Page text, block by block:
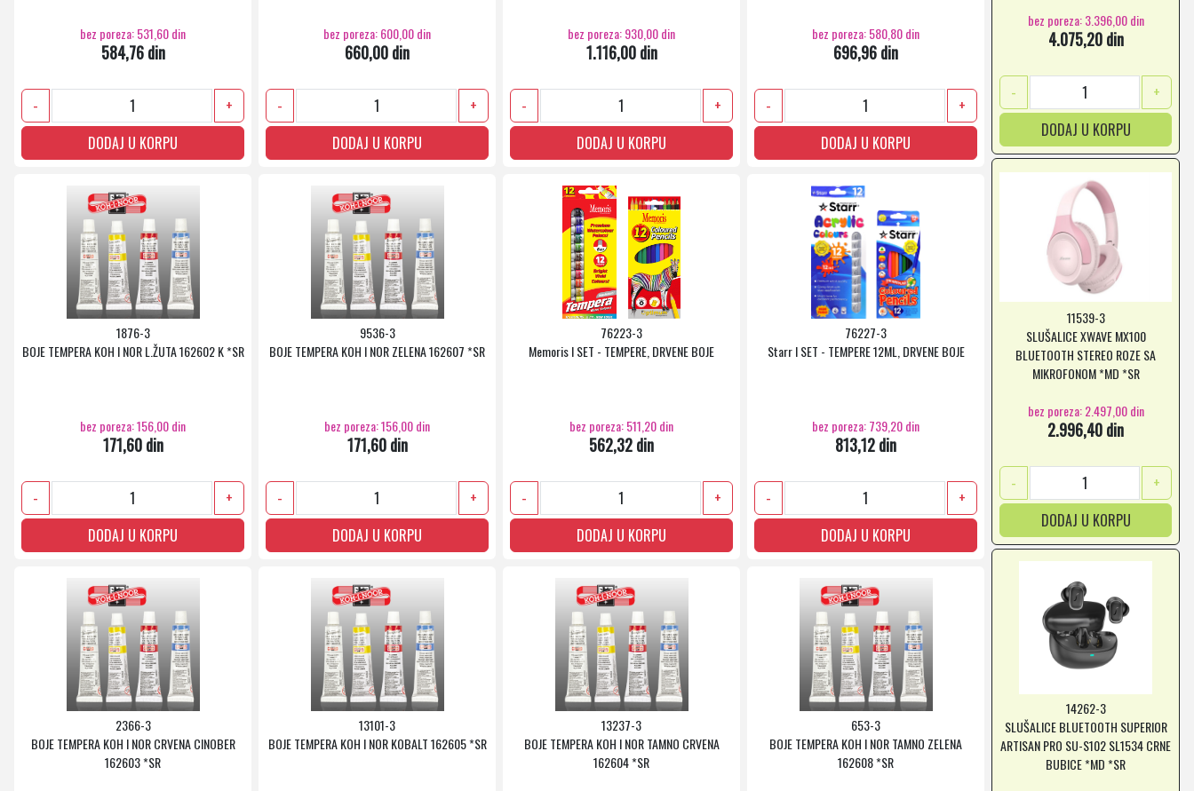
bez poreza: 531,60 din
584,76 din
-
+
DODAJ U KORPU
bez poreza: 600,00 din
660,00 din
-
+
DODAJ U KORPU
bez poreza: 930,00 din
1.116,00 din
-
+
DODAJ U KORPU
bez poreza: 580,80 din
696,96 din
-
+
DODAJ U KORPU
1876-3
BOJE TEMPERA KOH I NOR L.ŽUTA 162602 K *SR
bez poreza: 156,00 din
171,60 din
-
+
DODAJ U KORPU
9536-3
BOJE TEMPERA KOH I NOR ZELENA 162607 *SR
bez poreza: 156,00 din
171,60 din
-
+
DODAJ U KORPU
76223-3
Memoris I SET - TEMPERE, DRVENE BOJE
bez poreza: 511,20 din
562,32 din
-
+
DODAJ U KORPU
76227-3
Starr I SET - TEMPERE 12ML, DRVENE BOJE
bez poreza: 739,20 din
813,12 din
-
+
DODAJ U KORPU
2366-3
BOJE TEMPERA KOH I NOR CRVENA CINOBER
162603 *SR
13101-3
BOJE TEMPERA KOH I NOR KOBALT 162605 *SR
13237-3
BOJE TEMPERA KOH I NOR TAMNO CRVENA
162604 *SR
653-3
BOJE TEMPERA KOH I NOR TAMNO ZELENA
162608 *SR
bez poreza: 3.396,00 din
4.075,20 din
-
+
DODAJ U KORPU
11539-3
SLUŠALICE XWAVE MX100
BLUETOOTH STEREO ROZE SA
MIKROFONOM *MD *SR
bez poreza: 2.497,00 din
2.996,40 din
-
+
DODAJ U KORPU
14262-3
SLUŠALICE BLUETOOTH SUPERIOR
ARTISAN PRO SU-S102 SL1534 CRNE
BUBICE *MD *SR